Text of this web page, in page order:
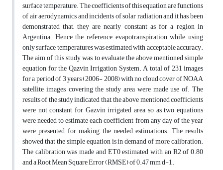
surface temperature. The coefficients of this equation are functions
of air aerodynamics and incidents of solar radiation and it has been
demonstrated that, they are nearly constant as for a region in
Argentina. Hence the reference evapotranspiration while using
only surface temperatures was estimated with acceptable accuracy.
The aim of this study was to evaluate the above mentioned simple
equation for the Qazvin Irrigation System. A total of 231 images
for a period of 3 years (2006- 2008) with no cloud cover of NOAA
satellite images, covering the study area were made use of. The
results of the study indicated that, the above mentioned coefficients
were not constant for Gazvin irrigated area so as two equations
were needed to estimate each coefficient from any day of the year
were presented for making the needed estimations. The results
showed that the simple equation is in demand of more calibration.
The calibration was made and ET0 estimated with an R2 of 0.80
and a Root Mean Square Error (RMSE) of 0.47 mm d-1.